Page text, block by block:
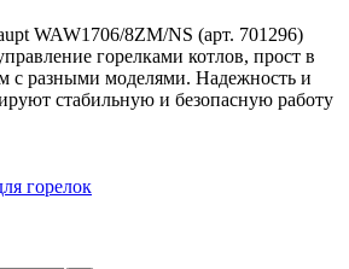
WAW1706/8ZM/NS (арт. 701296)
горелками котлов, прост в
с разными моделями. Надежность и
стабильную и безопасную работу
горелок